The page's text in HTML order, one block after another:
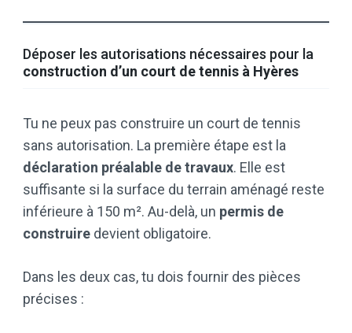
Déposer les autorisations nécessaires pour la
construction d’un court de tennis à Hyères
Tu ne peux pas construire un court de tennis
sans autorisation. La première étape est la
déclaration préalable de travaux. Elle est
suffisante si la surface du terrain aménagé reste
inférieure à 150 m². Au-delà, un permis de
construire devient obligatoire.
Dans les deux cas, tu dois fournir des pièces
précises :